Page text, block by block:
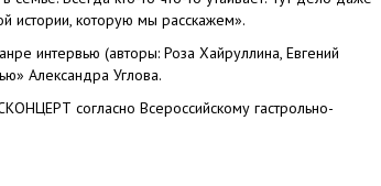
истории, которую мы расскажем».
интервью (авторы: Роза Хайруллина, Евгений
Александра Углова.
согласно Всероссийскому гастрольно-